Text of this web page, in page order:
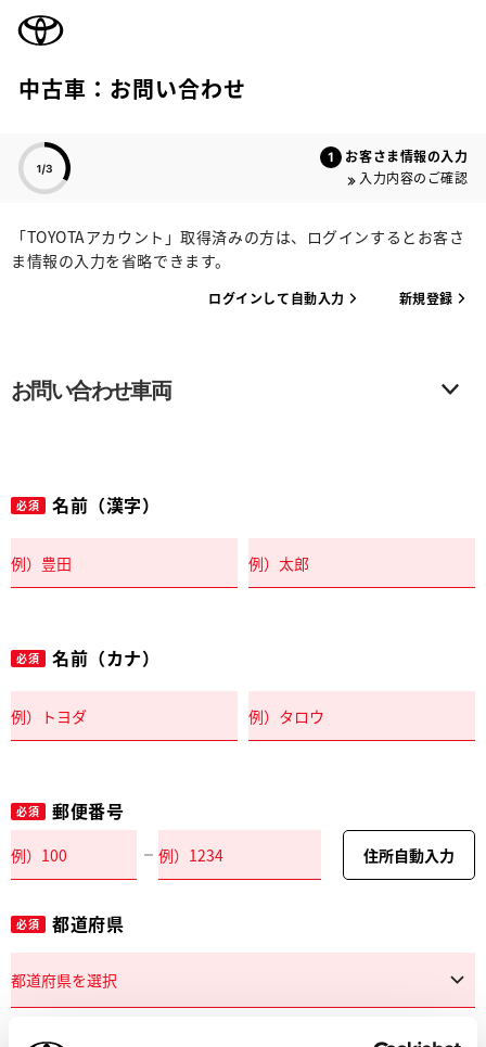
中古車：お問い合わせ
お客さま情報の入力
入力内容のご確認
「TOYOTAアカウント」取得済みの方は、ログインするとお客さ
ま情報の入力を省略できます。
ログインして自動入力 新規登録
お問い合わせ車両
必須 名前（漢字）
必須 名前（カナ）
必須 郵便番号
住所自動入力
必須 都道府県